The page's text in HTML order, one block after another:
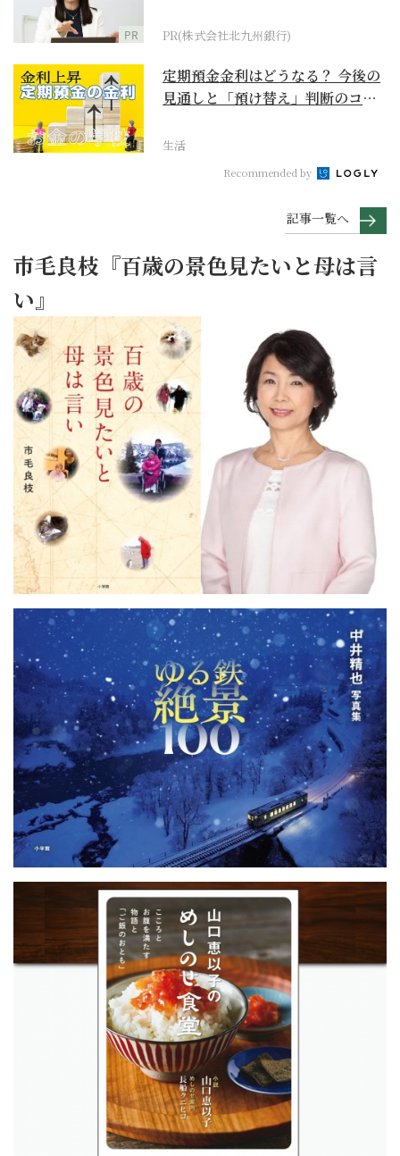
PR PR(株式会社北九州銀行)
定期預金金利はどうなる？ 今後の
見通しと「預け替え」判断のコツ
生活
Recommended by
記事一覧へ
市毛良枝『百歳の景色見たいと母は言
い』